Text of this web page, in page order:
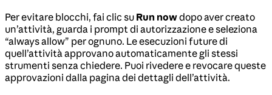
Per evitare blocchi, fai clic su Run nowdopo aver creato
un’attività, guarda i prompt di autorizzazione e seleziona
“always allow” per ognuno. Le esecuzioni future di
quell’attività approvano automaticamente gli stessi
strumenti senza chiedere. Puoi rivedere e revocare queste
approvazioni dalla pagina dei dettagli dell’attività.